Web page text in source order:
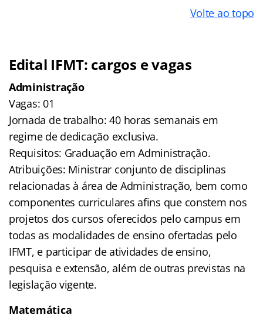
Volte ao topo
Edital IFMT: cargos e vagas
Administração
Vagas: 01
Jornada de trabalho: 40 horas semanais em
regime de dedicação exclusiva.
Requisitos: Graduação em Administração.
Atribuições: Ministrar conjunto de disciplinas
relacionadas à área de Administração, bem como
componentes curriculares afins que constem nos
projetos dos cursos oferecidos pelo campus em
todas as modalidades de ensino ofertadas pelo
IFMT, e participar de atividades de ensino,
pesquisa e extensão, além de outras previstas na
legislação vigente.
Matemática